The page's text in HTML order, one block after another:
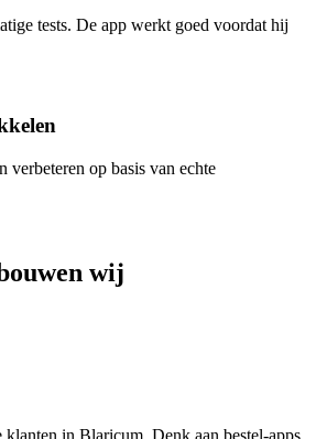
tests. De app werkt goed voordat hij
verbeteren op basis van echte
wij
klanten in Blaricum. Denk aan bestel-apps,